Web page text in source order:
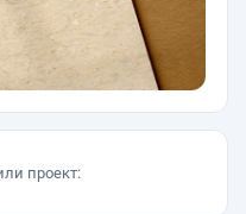
проект: